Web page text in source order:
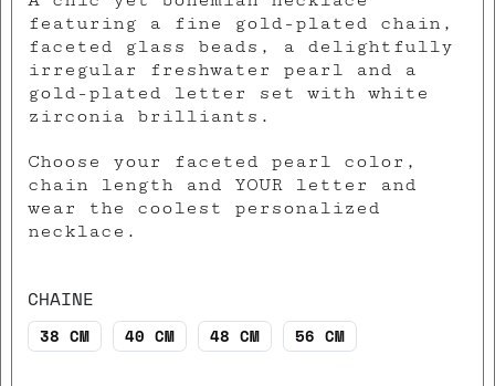
featuring a fine gold-plated chain,
faceted glass beads, a delightfully
irregular freshwater pearl and a
gold-plated letter set with white
zirconia brilliants.
Choose your faceted pearl color,
chain length and YOUR letter and
wear the coolest personalized
necklace.
CHAINE
38 CM 40 CM 48 CM 56 CM